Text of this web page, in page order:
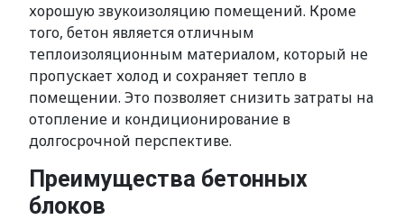
хорошую звукоизоляцию помещений. Кроме
того, бетон является отличным
теплоизоляционным материалом, который не
пропускает холод и сохраняет тепло в
помещении. Это позволяет снизить затраты на
отопление и кондиционирование в
долгосрочной перспективе.
Преимущества бетонных
блоков